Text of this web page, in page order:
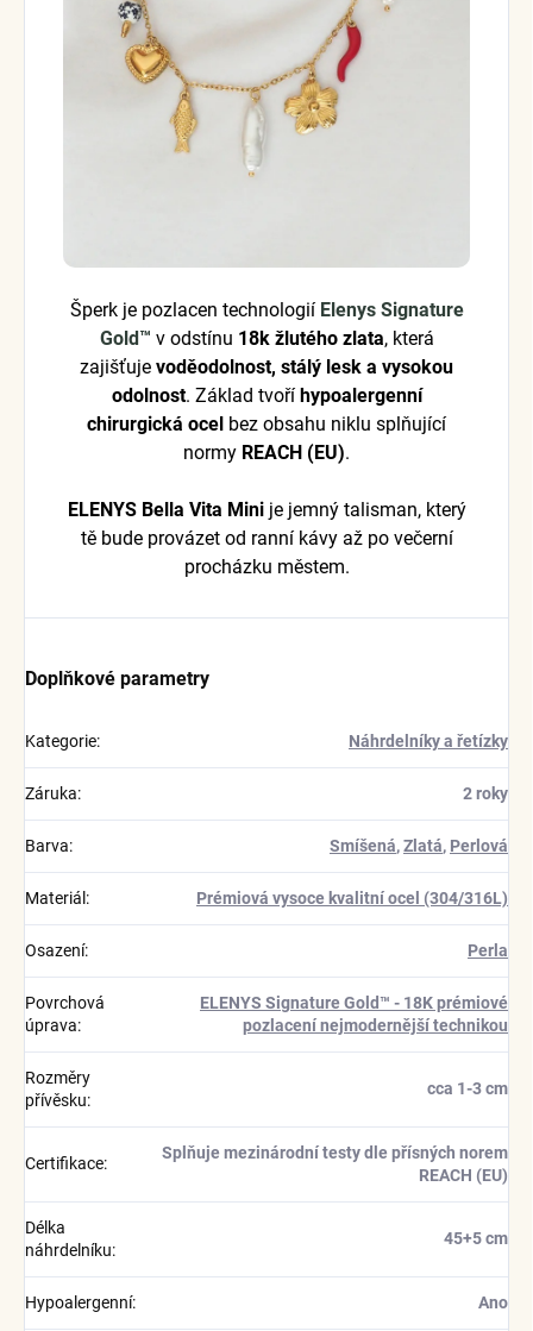
Šperk je pozlacen technologií Elenys Signature
Gold™ v odstínu 18k žlutého zlata, která
zajišťuje voděodolnost, stálý lesk a vysokou
odolnost. Základ tvoří hypoalergenní
chirurgická ocel bez obsahu niklu splňující
normy REACH (EU).
ELENYS Bella Vita Minije jemný talisman, který
tě bude provázet od ranní kávy až po večerní
procházku městem.
Doplňkové parametry
Kategorie: Náhrdelníky a řetízky
Záruka: 2 roky
Barva: Smíšená,Zlatá, Perlová
Materiál : Prémiová vysoce kvalitní ocel (304/316L)
Osazení: Perla
Povrchová
úprava:
ELENYS Signature Gold™ - 18K prémiové
pozlacení nejmodernější technikou
Rozměry
přívěsku:
cca 1-3 cm
Certifikace:
Splňuje mezinárodní testy dle přísných norem
REACH (EU)
Délka
náhrdelníku:
45+5 cm
Hypoalergenní: Ano